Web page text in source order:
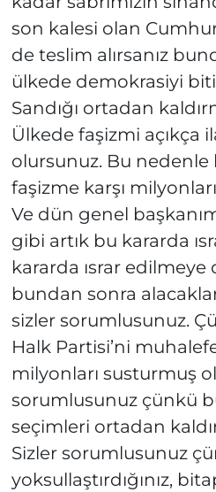
son kalesi olan
de teslim alırsanız
ülkede demokrasiyi
Sandığı ortadan
Ülkede faşizmi açıkça
olursunuz. Bu
faşizme karşı
Ve dün genel
gibi artık bu kararda
kararda ısrar
bundan sonra
sizler sorumlusunuz.
Halk Partisi’ni
milyonları susturmuş
sorumlusunuz çünkü
seçimleri ortadan
Sizler sorumlusunuz
yoksullaştırdığınız,